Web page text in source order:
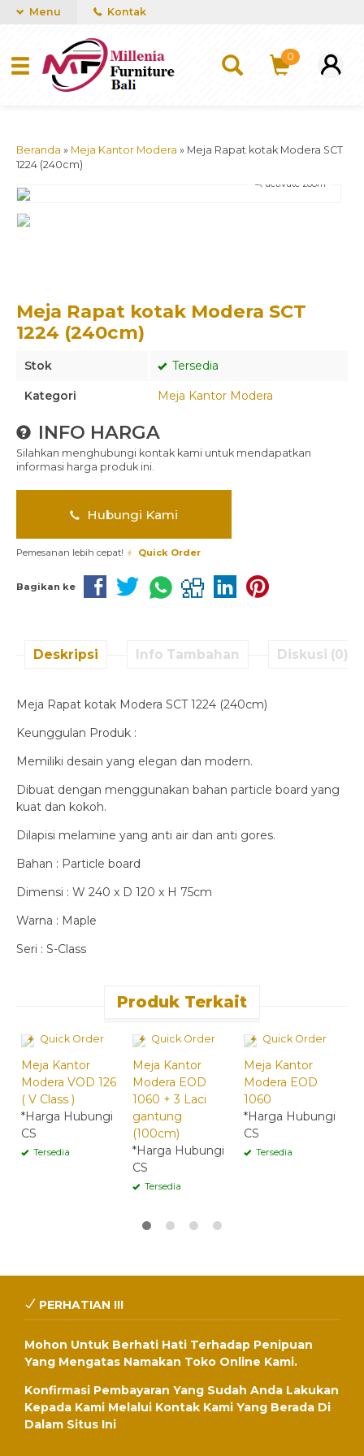
mUCn7CwGawCVTvwq7a99f4AgACOVgZvYEW65FFSDBf0
Menu Kontak
0
Beranda » Meja Kantor Modera » Meja Rapat kotak Modera SCT
1224 (240cm)
activate zoom
Meja Rapat kotak Modera SCT
1224 (240cm)
Stok Tersedia
Kategori Meja Kantor Modera
INFO HARGA
Silahkan menghubungi kontak kami untuk mendapatkan
informasi harga produk ini.
Hubungi Kami
Pemesanan lebih cepat! Quick Order
Bagikan ke
Deskripsi Info Tambahan Diskusi (0)
Meja Rapat kotak Modera SCT 1224 (240cm)
Keunggulan Produk :
Memiliki desain yang elegan dan modern.
Dibuat dengan menggunakan bahan particle board yang
kuat dan kokoh.
Dilapisi melamine yang anti air dan anti gores.
Bahan : Particle board
Dimensi : W 240 x D 120 x H 75cm
Warna : Maple
Seri : S-Class
Produk Terkait
Quick Order
Meja Kantor
Modera VOD 126
( V Class )
*Harga Hubungi
CS
Tersedia
Quick Order
Meja Kantor
Modera EOD
1060 + 3 Laci
gantung
(100cm)
*Harga Hubungi
CS
Tersedia
Quick Order
Meja Kantor
Modera EOD
1060
*Harga Hubungi
CS
Tersedia
PERHATIAN !!!
Mohon Untuk Berhati Hati Terhadap Penipuan
Yang Mengatas Namakan Toko Online Kami.
Konfirmasi Pembayaran Yang Sudah Anda Lakukan
Kepada Kami Melalui Kontak Kami Yang Berada Di
Dalam Situs Ini